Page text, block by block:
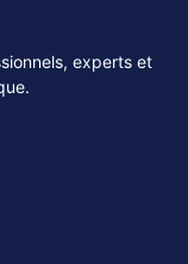
experts et